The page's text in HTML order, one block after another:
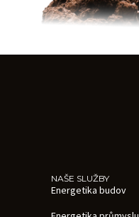
NAŠE SLUŽBY
Energetika budov